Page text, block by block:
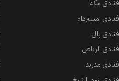
فنادق مكه
فنادق امستردام
فنادق بالي
فنادق الرياض
فنادق مدريد